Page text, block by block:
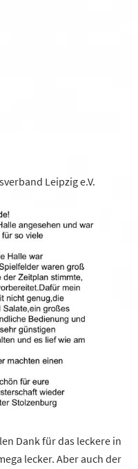
Leipzig e.V.
Dank für das leckere in
lecker. Aber auch der